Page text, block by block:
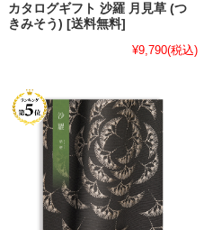
カタログギフト 沙羅 月見草 (つ
きみそう) [送料無料]
¥9,790(税込)